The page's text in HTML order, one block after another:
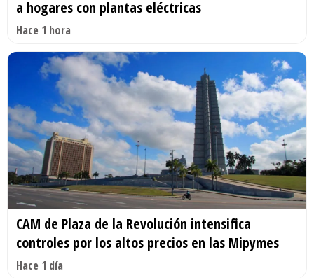
a hogares con plantas eléctricas
Hace 1 hora
CAM de Plaza de la Revolución intensifica
controles por los altos precios en las Mipymes
Hace 1 día